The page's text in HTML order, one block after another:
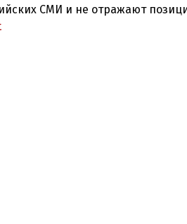
СМИ и не отражают